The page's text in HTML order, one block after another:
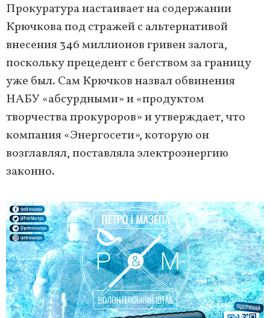
Прокуратура настаивает на содержании
Крючкова под стражей с альтернативой
внесения 346 миллионов гривен залога,
поскольку прецедент с бегством за границу
уже был. Сам Крючков назвал обвинения
НАБУ «абсурдными» и «продуктом
творчества прокуроров» и утверждает, что
компания «Энергосети», которую он
возглавлял, поставляла электроэнергию
законно.